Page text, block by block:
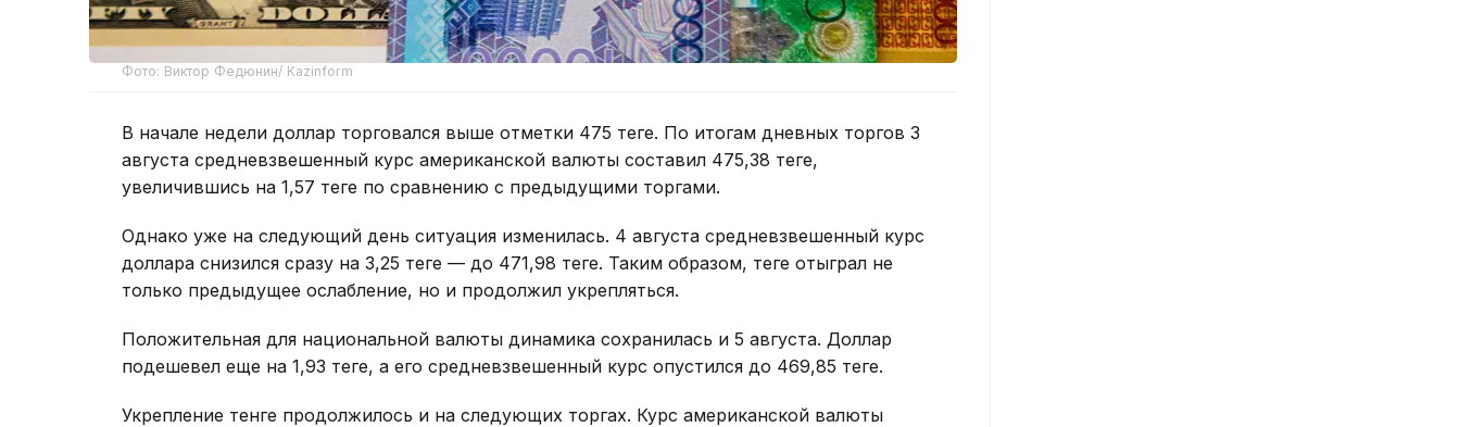
Фото: Виктор Федюнин/ Kazinform
В начале недели доллар торговался выше отметки 475 теңге. По итогам дневных торгов 3
августа средневзвешенный курс американской валюты составил 475,38 теңге,
увеличившись на 1,57 теңге по сравнению с предыдущими торгами.
Однако уже на следующий день ситуация изменилась. 4 августа средневзвешенный курс
доллара снизился сразу на 3,25 теңге — до 471,98 теңге. Таким образом, теңге отыграл не
только предыдущее ослабление, но и продолжил укрепляться.
Положительная для национальной валюты динамика сохранилась и 5 августа. Доллар
подешевел еще на 1,93 теңге, а его средневзвешенный курс опустился до 469,85 теңге.
Укрепление тенге продолжилось и на следующих торгах. Курс американской валюты